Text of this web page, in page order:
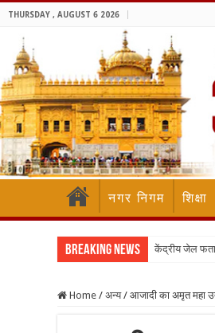
THURSDAY , AUGUST 6 2026
नगर निगम शिक्षा
Breaking News केंद्रीय जेल
Home / अन्य / आजादी का अमृत महा